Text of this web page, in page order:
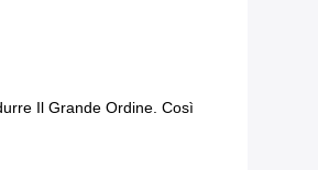
Il Grande Ordine. Così